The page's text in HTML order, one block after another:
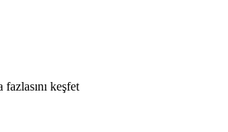
keşfet